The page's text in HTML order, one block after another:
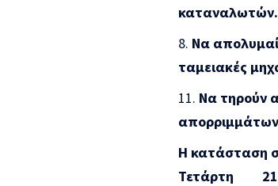
καταναλωτών.
Να
ταμειακές
Να τηρούν
απορριμμάτων
Η κατάσταση
Τετάρτη 21